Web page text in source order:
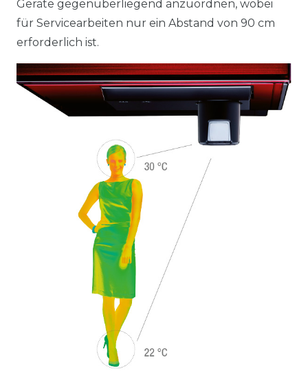
Geräte gegenüberliegend anzuordnen, wobei
für Servicearbeiten nur ein Abstand von 90 cm
erforderlich ist.